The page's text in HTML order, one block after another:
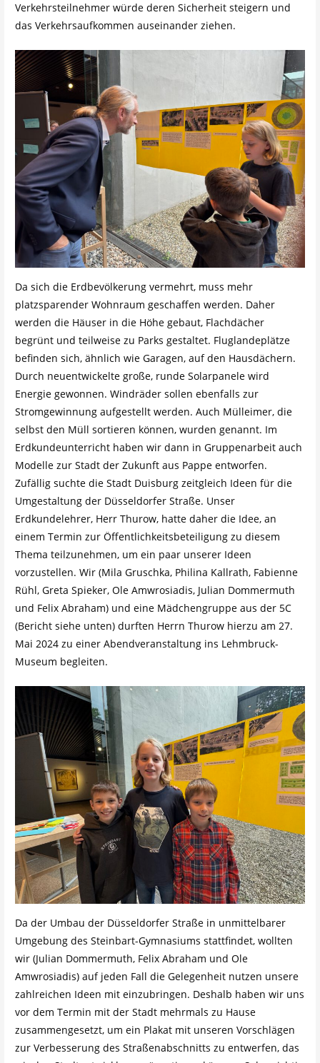
Verkehrsteilnehmer würde deren Sicherheit steigern und
das Verkehrsaufkommen auseinander ziehen.
Da sich die Erdbevölkerung vermehrt, muss mehr
platzsparender Wohnraum geschaffen werden. Daher
werden die Häuser in die Höhe gebaut, Flachdächer
begrünt und teilweise zu Parks gestaltet. Fluglandeplätze
befinden sich, ähnlich wie Garagen, auf den Hausdächern.
Durch neuentwickelte große, runde Solarpanele wird
Energie gewonnen. Windräder sollen ebenfalls zur
Stromgewinnung aufgestellt werden. Auch Mülleimer, die
selbst den Müll sortieren können, wurden genannt. Im
Erdkundeunterricht haben wir dann in Gruppenarbeit auch
Modelle zur Stadt der Zukunft aus Pappe entworfen.
Zufällig suchte die Stadt Duisburg zeitgleich Ideen für die
Umgestaltung der Düsseldorfer Straße. Unser
Erdkundelehrer, Herr Thurow, hatte daher die Idee, an
einem Termin zur Öffentlichkeitsbeteiligung zu diesem
Thema teilzunehmen, um ein paar unserer Ideen
vorzustellen. Wir (Mila Gruschka, Philina Kallrath, Fabienne
Rühl, Greta Spieker, Ole Amwrosiadis, Julian Dommermuth
und Felix Abraham) und eine Mädchengruppe aus der 5C
(Bericht siehe unten) durften Herrn Thurow hierzu am 27.
Mai 2024 zu einer Abendveranstaltung ins Lehmbruck-
Museum begleiten.
Da der Umbau der Düsseldorfer Straße in unmittelbarer
Umgebung des Steinbart-Gymnasiums stattfindet, wollten
wir (Julian Dommermuth, Felix Abraham und Ole
Amwrosiadis) auf jeden Fall die Gelegenheit nutzen unsere
zahlreichen Ideen mit einzubringen. Deshalb haben wir uns
vor dem Termin mit der Stadt mehrmals zu Hause
zusammengesetzt, um ein Plakat mit unseren Vorschlägen
zur Verbesserung des Straßenabschnitts zu entwerfen, das